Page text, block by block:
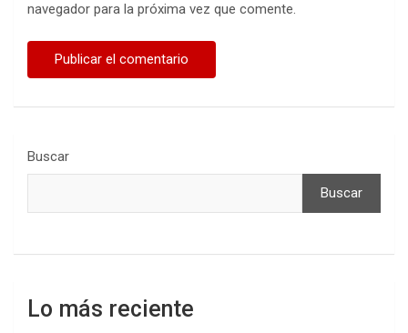
navegador para la próxima vez que comente.
Buscar
Buscar
Lo más reciente